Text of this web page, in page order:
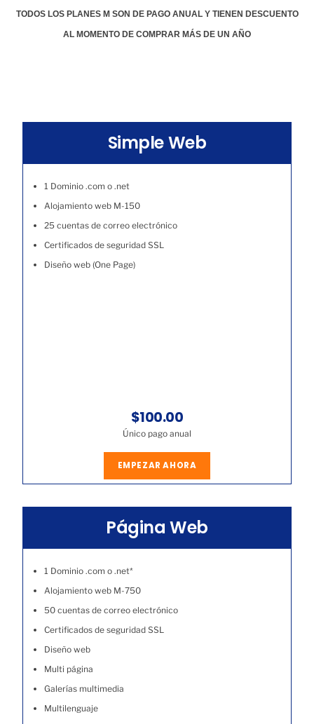
TODOS LOS PLANES M SON DE PAGO ANUAL Y TIENEN DESCUENTO
AL MOMENTO DE COMPRAR MÁS DE UN AÑO
Simple Web
1 Dominio .com o .net
Alojamiento web M-150
25 cuentas de correo electrónico
Certificados de seguridad SSL
Diseño web (One Page)
$100.00
Único pago anual
EMPEZAR AHORA
Página Web
1 Dominio .com o .net*
Alojamiento web M-750
50 cuentas de correo electrónico
Certificados de seguridad SSL
Diseño web
Multi página
Galerías multimedia
Multilenguaje